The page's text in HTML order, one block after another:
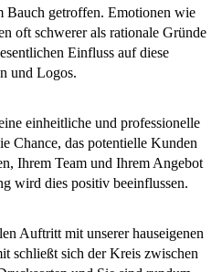
Bauch getroffen. Emotionen wie
oft schwerer als rationale Gründe
Einfluss auf diese
und Logos.
einheitliche und professionelle
Chance, das potentielle Kunden
Ihrem Team und Ihrem Angebot
wird dies positiv beeinflussen.
Auftritt mit unserer hauseigenen
schließt sich der Kreis zwischen